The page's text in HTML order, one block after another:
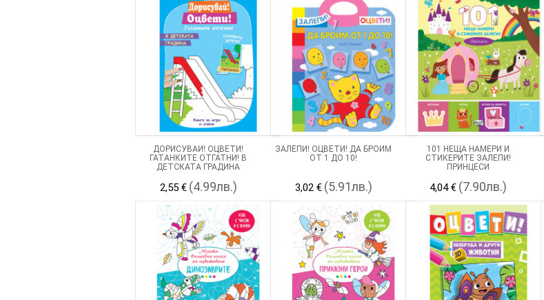
ДОРИСУВАЙ! ОЦВЕТИ!
ГАТАНКИТЕ ОТГАТНИ! В
ДЕТСКАТА ГРАДИНА
2,55 € (4.99лв.)
ЗАЛЕПИ! ОЦВЕТИ! ДА БРОИМ
ОТ 1 ДО 10!
3,02 € (5.91лв.)
101 НЕЩА НАМЕРИ И
СТИКЕРИТЕ ЗАЛЕПИ!
ПРИНЦЕСИ
4,04 € (7.90лв.)